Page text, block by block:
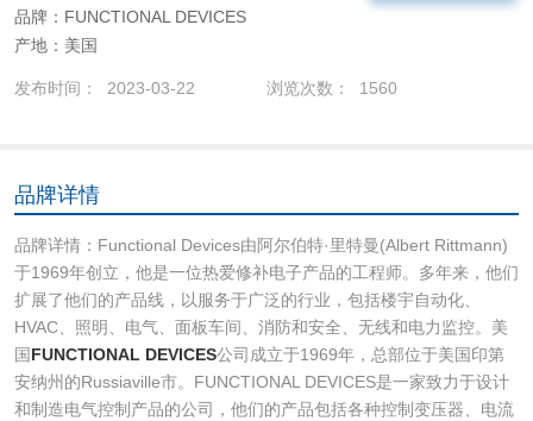
品牌：FUNCTIONAL DEVICES
产地：美国
发布时间： 2023-03-22 浏览次数： 1560
品牌详情
品牌详情：Functional Devices由阿尔伯特·里特曼(Albert Rittmann)
于1969年创立，他是一位热爱修补电子产品的工程师。多年来，他们
扩展了他们的产品线，以服务于广泛的行业，包括楼宇自动化、
HVAC、照明、电气、面板车间、消防和安全、无线和电力监控。美
国FUNCTIONAL DEVICES公司成立于1969年，总部位于美国印第
安纳州的Russiaville市。FUNCTIONAL DEVICES是一家致力于设计
和制造电气控制产品的公司，他们的产品包括各种控制变压器、电流